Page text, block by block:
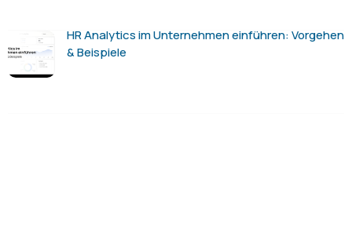
HR Analytics im Unternehmen einführen: Vorgehen
& Beispiele